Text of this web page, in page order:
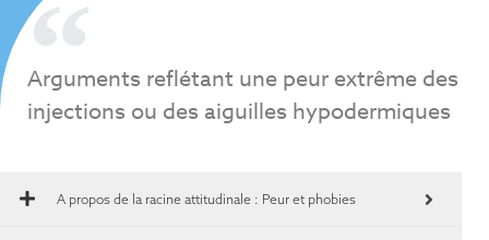
Arguments reflétant une peur extrême des
injections ou des aiguilles hypodermiques
A propos de la racine attitudinale : Peur et phobies